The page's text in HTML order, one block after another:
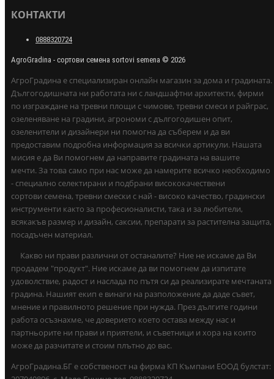
КОНТАКТИ
0888320724
AgroGradina - сортови семена sortovi semena © 2026
АгроГрадина е специализиран онлайн магазин за дома и градината.
Дългогодишната ни работата ни с ландшафтни архитекти, фирми
по изграждане на тревни площи с чимове, тревни смеси и райграс,
озеленяване на градини, агрономи с дългогодишен опит,
озеленители и дизайнери ни помогна да съберем и да ви
предоставим подробна информация за всички артикули. Нашата
мисия е да Ви помогнем да направите градината на вашите
мечти. За това само при нас може да намерите всичко необходимо
- специално селектирани и подбрани висококачествени
сортови семена, тревни смески с най - високо качество, градински
инструменти както за професионалисти, така и за любители,
всякакъв размер и дизайн, саксии, препарати за растителна защита,
посадъчен материал.
Какво ни прави различни от останалите? Ние не искаме да Ви
продадем "продукт". Ние искаме да ви помогнем да изпитате
удоволствие, радост и наслада по пътя си да реализирате мечтаната
градина. Нашият екип е винаги на разположение да даде съвет,
мнение и правилното решение при нужда. През дългите години
работа осъзнахме, че доверието което остава между нас и
партньорите ни прави и приятели, и съветници и хора на които
може да разчитате и стоим плътно до вас.
АгроГрадина.БГ е собственост на фирма КП Къмпани ЕООД булстат: